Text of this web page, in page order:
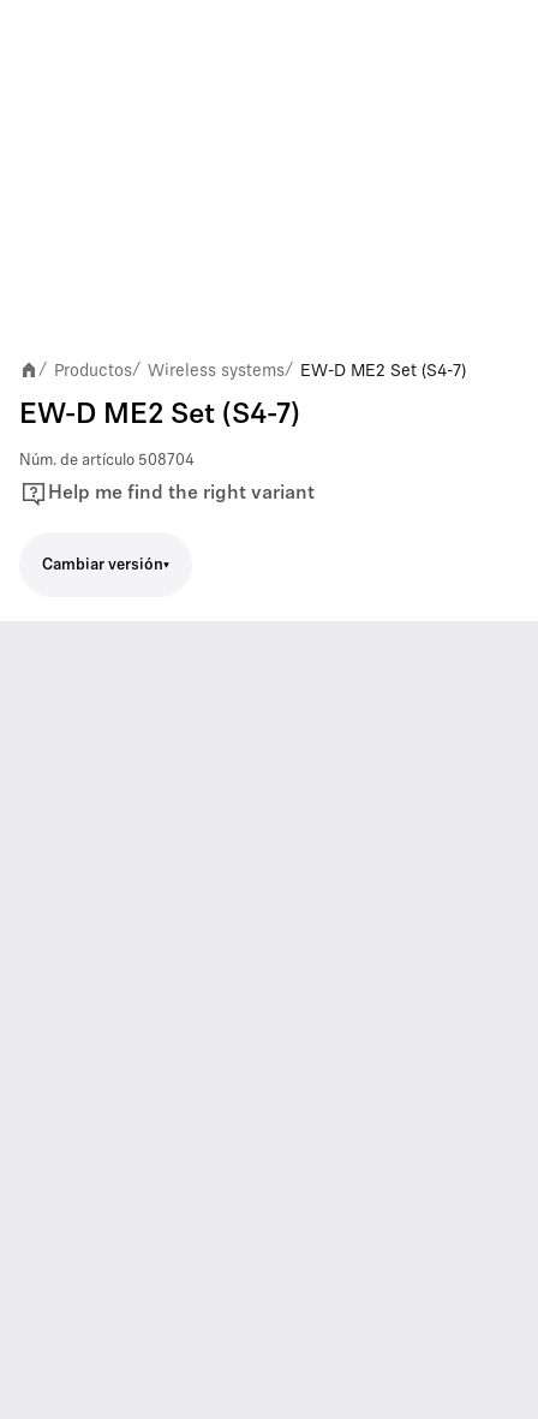
/ Productos/ Wireless systems/ EW-D ME2 Set (S4-7)
EW-D ME2 Set (S4-7)
Núm. de artículo 508704
Help me find the right variant
Cambiar versión